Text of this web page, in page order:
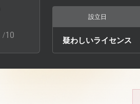
/10
設立日
疑わしいライセンス